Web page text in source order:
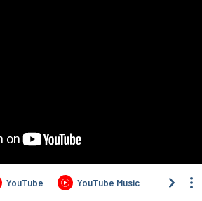
YouTube YouTube Music